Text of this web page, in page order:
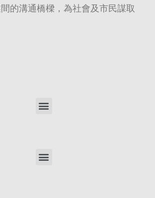
的溝通橋樑，為社會及市民謀取